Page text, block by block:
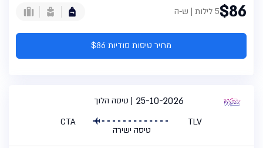
$865 לילות | ש-ה
מחיר טיסות סודיות $86
טיסה הלוך 25-10-2026
TLV
טיסה ישירה
CTA